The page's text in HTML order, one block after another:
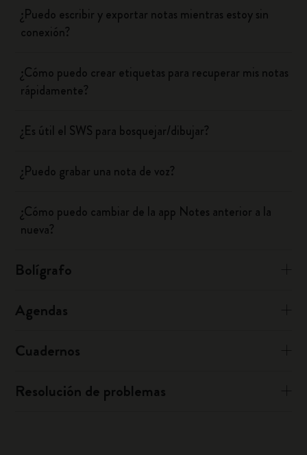
¿Puedo escribir y exportar notas mientras estoy sin
conexión?
¿Cómo puedo crear etiquetas para recuperar mis notas
rápidamente?
¿Es útil el SWS para bosquejar/dibujar?
¿Puedo grabar una nota de voz?
¿Cómo puedo cambiar de la app Notes anterior a la
nueva?
Bolígrafo
Agendas
Cuadernos
Resolución de problemas